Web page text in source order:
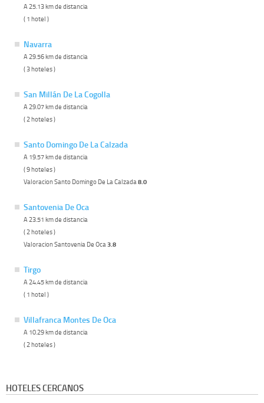
A 25.13 km de distancia
( 1 hotel )
Navarra
A 29.56 km de distancia
( 3 hoteles )
San Millán De La Cogolla
A 29.07 km de distancia
( 2 hoteles )
Santo Domingo De La Calzada
A 19.57 km de distancia
( 9 hoteles )
Valoracion Santo Domingo De La Calzada 8.0
Santovenia De Oca
A 23.51 km de distancia
( 2 hoteles )
Valoracion Santovenia De Oca 3.8
Tirgo
A 24.45 km de distancia
( 1 hotel )
Villafranca Montes De Oca
A 10.29 km de distancia
( 2 hoteles )
HOTELES CERCANOS